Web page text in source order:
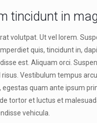
tincidunt in
volutpat. Ut vel lorem.
quis, tincidunt in,
est. Aliquam orci.
Vestibulum tempus
quam ante ipsum
tortor et luctus et
vehicula.